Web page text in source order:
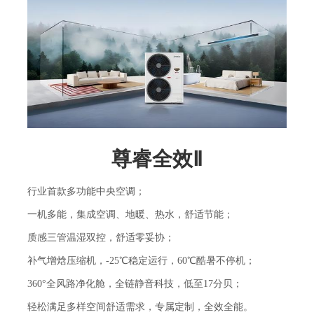
尊睿全效Ⅱ
行业首款多功能中央空调；
一机多能，集成空调、地暖、热水，舒适节能；
质感三管温湿双控，舒适零妥协；
补气增焓压缩机，-25℃稳定运行，60℃酷暑不停机；
360°全风路净化舱，全链静音科技，低至17分贝；
轻松满足多样空间舒适需求，专属定制，全效全能。